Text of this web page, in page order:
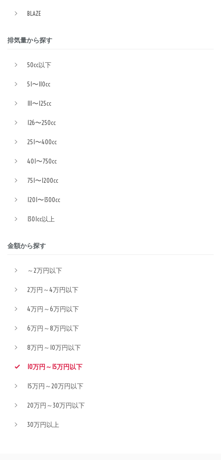
BLAZE
排気量から探す
50cc以下
51〜110cc
111〜125cc
126〜250cc
251〜400cc
401〜750cc
751〜1200cc
1201〜1300cc
1301cc以上
金額から探す
～2万円以下
2万円～4万円以下
4万円～6万円以下
6万円～8万円以下
8万円～10万円以下
10万円～15万円以下
15万円～20万円以下
20万円～30万円以下
30万円以上